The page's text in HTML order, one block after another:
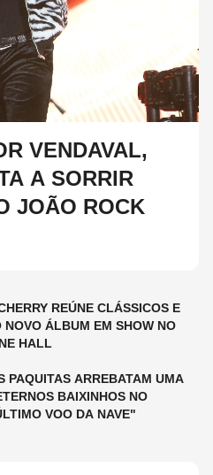
VENDAVAL,
A SORRIR
JOÃO ROCK
REÚNE CLÁSSICOS E
NOVO ÁLBUM EM SHOW NO
HALL
PAQUITAS ARREBATAM UMA
BAIXINHOS NO
VOO DA NAVE"